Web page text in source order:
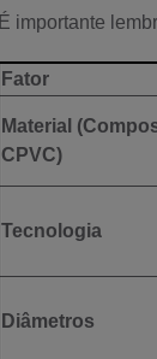
É importante
Fator
Material
CPVC)
Tecnologia
Diâmetros